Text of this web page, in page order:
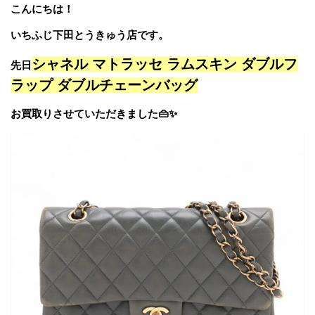
こんにちは！
いちふじ下田とうきゅう店です。
先日 シャネル マトラッセ ラムスキン ダブルフ
ラップ ダブルチェーンバッグ
お買取りさせていただきました👜✨